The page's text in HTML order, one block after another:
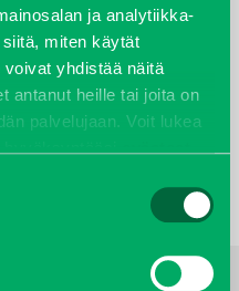
ja analytiikka-
miten käytät
yhdistää näitä
antanut heille tai joita on
palvelujaan. Voit lukea
lisää tästä